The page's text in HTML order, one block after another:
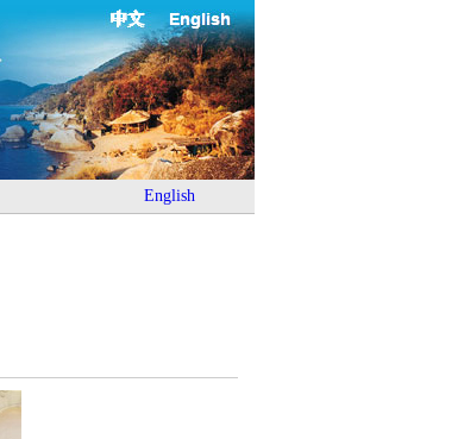
English
中文
English